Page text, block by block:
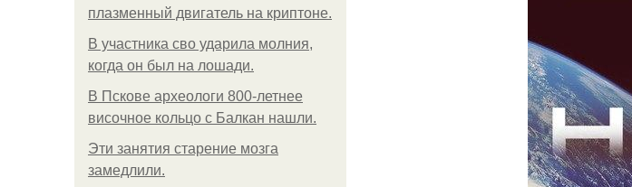
плазменный двигатель на криптоне.
В участника сво ударила молния,
когда он был на лошади.
В Пскове археологи 800-летнее
височное кольцо с Балкан нашли.
Эти занятия старение мозга
замедлили.